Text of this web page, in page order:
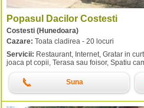
Popasul Dacilor Costesti
Costesti (Hunedoara)
Cazare: Toata cladirea - 20 locuri
Servicii: Restaurant, Internet, Gratar in
joaca pt copii, Terasa sau foisor, Spatiu
Suna